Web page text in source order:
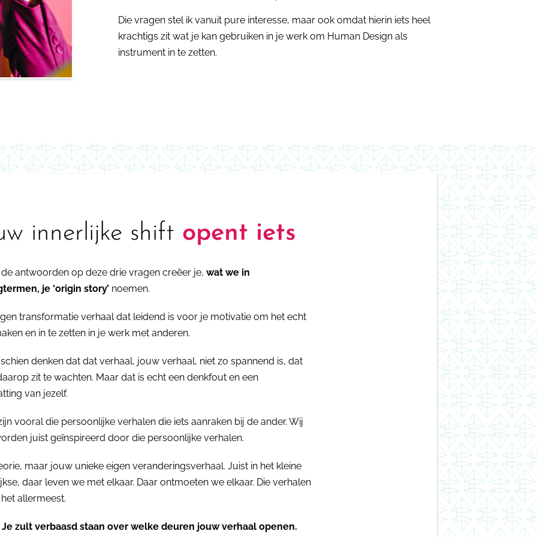
Die vragen stel ik vanuit pure interesse, maar ook omdat hierin iets heel
krachtigs zit wat je kan gebruiken in je werk om Human Design als
instrument in te zetten.
innerlijke shift opent iets
antwoorden op deze drie vragen creëer je, wat we in
je ‘origin story’ noemen.
transformatie verhaal dat leidend is voor je motivatie om het echt
en in te zetten in je werk met anderen.
denken dat dat verhaal, jouw verhaal, niet zo spannend is, dat
zit te wachten. Maar dat is echt een denkfout en een
van jezelf.
vooral die persoonlijke verhalen die iets aanraken bij de ander. Wij
juist geïnspireerd door die persoonlijke verhalen.
maar jouw unieke eigen veranderingsverhaal. Juist in het kleine
daar leven we met elkaar. Daar ontmoeten we elkaar. Die verhalen
allermeest.
zult verbaasd staan over welke deuren jouw verhaal openen.